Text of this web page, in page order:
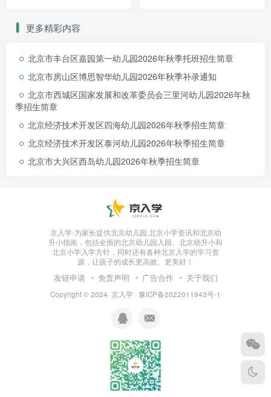
因此这些细节需要家长们在入园前仔细查看
扫码回复 材料”
获取幼儿园报名所需材料详情
招生范围
北京公立园都有严格的招生范围，但很多幼儿
己住房、户籍等条件是否在幼儿园的招生范围内
收具有东华门街道所辖社区户籍+周边监护人房产
同时一些热门幼儿园也对孩子的
更多精彩内容
北京市丰台区嘉园第一幼儿园2026年秋季托班招生简章
北京市房山区博思智华幼儿园2026年秋季补录通知
北京市西城区国家发展和改革委员会三里河幼儿园2026年秋
季招生简章
北京经济技术开发区四海幼儿园2026年秋季招生简章
北京经济技术开发区泰河幼儿园2026年秋季招生简章
北京市大兴区西岛幼儿园2026年秋季招生简章
京入学-为家长提供北京幼儿园,北京小学资讯和北京幼
升小指南，包括全面的北京幼儿园入园、北京幼升小和
北京小学入学方针，同时还有各种北京入学的学习资
源，让孩子的成长更高效、更美好！
友链申请 免责声明 广告合作 关于我们
Copyright © 2024· 京入学 · 豫ICP备2022011943号-1